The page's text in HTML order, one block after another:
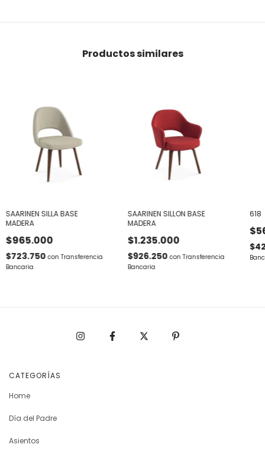
Productos similares
SAARINEN SILLA BASE
MADERA
$965.000
$723.750con Transferencia
Bancaria
SAARINEN SILLON BASE
MADERA
$1.235.000
$926.250con Transferencia
Bancaria
618
CATEGORÍAS
Home
Día del Padre
Asientos